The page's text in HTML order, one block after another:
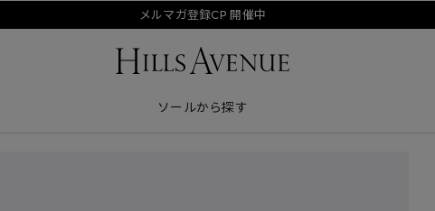
メルマガ登録CP 開催中
ソールから探す